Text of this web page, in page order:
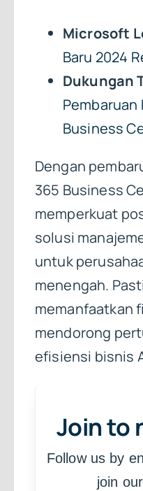
Microsoft
Baru 2024
Dukungan
Pembaruan
Business
Dengan
365 Business
memperkuat
solusi
untuk
menengah.
memanfaatkan
mendorong
efisiensi bisnis
Join to
Follow us by
join